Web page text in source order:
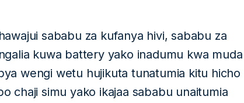
sababu za kufanya hivi, sababu za
kuwa battery yako inadumu kwa muda
wengi wetu hujikuta tunatumia kitu hicho
chaji simu yako ikajaa sababu unaitumia